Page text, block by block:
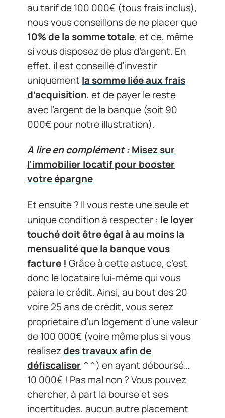
au tarif de 100 000€ (tous frais inclus),
nous vous conseillons de ne placer que
10% de la somme totale, et ce, même
si vous disposez de plus d’argent. En
effet, il est conseillé d’investir
uniquement la somme liée aux frais
d’acquisition, et de payer le reste
avec l’argent de la banque (soit 90
000€ pour notre illustration).
A lire en complément :Misez sur
l'immobilier locatif pour booster
votre épargne
Et ensuite ? Il vous reste une seule et
unique condition à respecter : le loyer
touché doit être égal à au moins la
mensualité que la banque vous
facture ! Grâce à cette astuce, c’est
donc le locataire lui-même qui vous
paiera le crédit. Ainsi, au bout des 20
voire 25 ans de crédit, vous serez
propriétaire d’un logement d’une valeur
de 100 000€ (voire même plus si vous
réalisezdes travaux afin de
défiscaliser ^^) en ayant déboursé…
10 000€ ! Pas mal non ? Vous pouvez
chercher, à part la bourse et ses
incertitudes, aucun autre placement